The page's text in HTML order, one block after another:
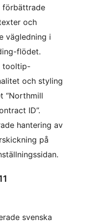
förbättrade
och
vägledning i
flödet.
tooltip-
och styling
“Northmill
ID”.
hantering av
på
svenska